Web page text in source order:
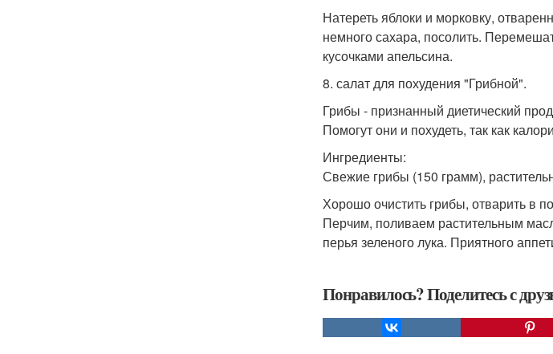
Натереть яблоки и морковку,
немного сахара, посолить.
кусочками апельсина.
8. салат для похудения "Грибной".
Грибы - признанный диетический
Помогут они и похудеть, так как
Ингредиенты:
Свежие грибы (150 грамм),
Хорошо очистить грибы, отварить в
Перчим, поливаем растительным
перья зеленого лука. Приятного
Понравилось? Поделитесь с